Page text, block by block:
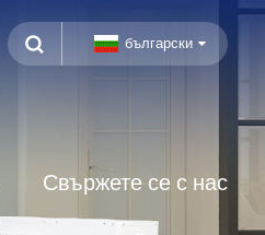
български
Свържете се с нас